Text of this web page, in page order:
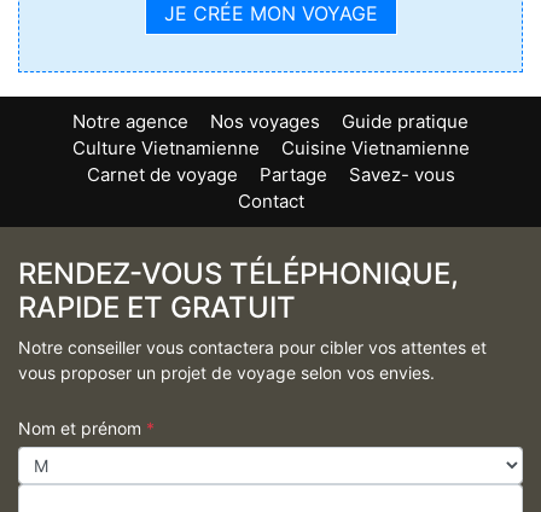
JE CRÉE MON VOYAGE
Notre agence Nos voyages
Guide pratique
Culture Vietnamienne
Cuisine Vietnamienne
Carnet de voyage
Partage
Savez- vous
Contact
RENDEZ-VOUS TÉLÉPHONIQUE,
RAPIDE ET GRATUIT
Notre conseiller vous contactera pour cibler vos attentes et
vous proposer un projet de voyage selon vos envies.
Nom et prénom *